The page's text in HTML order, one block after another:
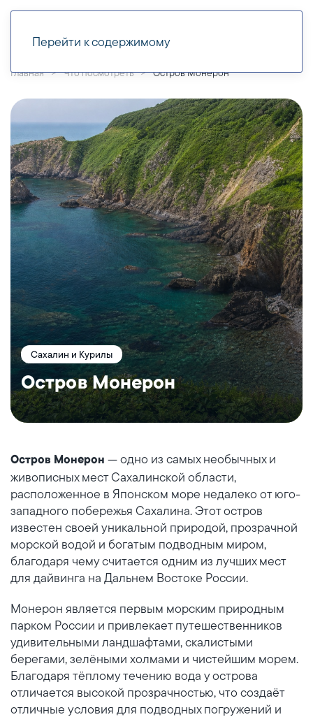
Перейти к содержимому
Главная Что посмотреть Остров Монерон
Сахалин и Курилы
Остров Монерон
Остров Монерон — одно из самых необычных и
живописных мест Сахалинской области,
расположенное в Японском море недалеко от юго-
западного побережья Сахалина. Этот остров
известен своей уникальной природой, прозрачной
морской водой и богатым подводным миром,
благодаря чему считается одним из лучших мест
для дайвинга на Дальнем Востоке России.
Монерон является первым морским природным
парком России и привлекает путешественников
удивительными ландшафтами, скалистыми
берегами, зелёными холмами и чистейшим морем.
Благодаря тёплому течению вода у острова
отличается высокой прозрачностью, что создаёт
отличные условия для подводных погружений и